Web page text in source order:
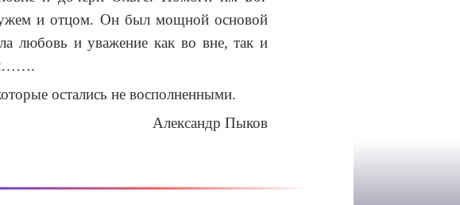
и отцом. Он был мощной основой
любовь и уважение как во вне, так и
остались не восполненными.
Александр Пыков